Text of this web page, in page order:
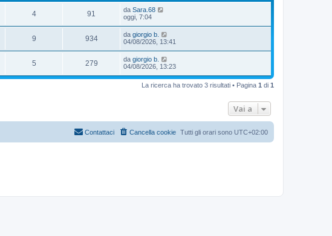
4 91 da Sara.68
oggi, 7:04
9 934 da giorgio b.
04/08/2026, 13:41
5 279 da giorgio b.
04/08/2026, 13:23
La ricerca ha trovato 3 risultati • Pagina 1 di 1
Vai a
Tutti gli orari sono UTC+02:00
Cancella cookie
Contattaci